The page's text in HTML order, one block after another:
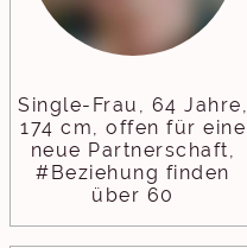
Single-Frau, 64 Jahre,
174 cm, offen für eine
neue Partnerschaft,
#Beziehung finden
über 60